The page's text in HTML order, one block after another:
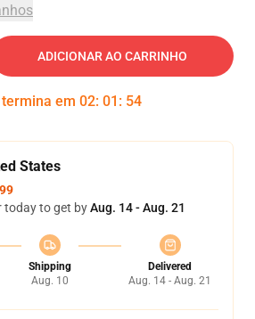
ADICIONAR AO CARRINHO
em 02: 01 : 53
States
today to get byAug. 14 - Aug. 21
Shipping
Aug. 10
Delivered
Aug. 14 - Aug. 21